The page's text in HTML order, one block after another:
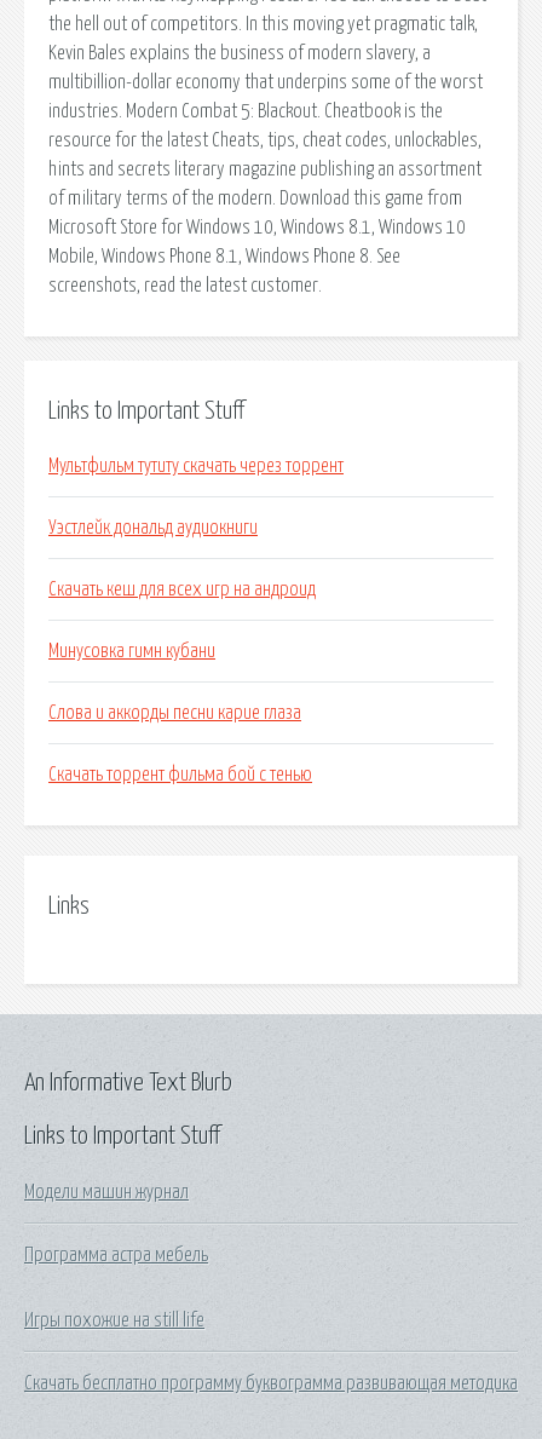
the hell out of competitors. In this moving yet pragmatic talk,
Kevin Bales explains the business of modern slavery, a
multibillion-dollar economy that underpins some of the worst
industries. Modern Combat 5: Blackout. Cheatbook is the
resource for the latest Cheats, tips, cheat codes, unlockables,
hints and secrets literary magazine publishing an assortment
of military terms of the modern. Download this game from
Microsoft Store for Windows 10, Windows 8.1, Windows 10
Mobile, Windows Phone 8.1, Windows Phone 8. See
screenshots, read the latest customer.
Links to Important Stuff
Мультфильм тутиту скачать через торрент
Уэстлейк дональд аудиокниги
Скачать кеш для всех игр на андроид
Минусовка гимн кубани
Слова и аккорды песни карие глаза
Скачать торрент фильма бой с тенью
Links
Links to Important Stuff
Модели машин журнал
Программа астра мебель
Игры похожие на still life
Скачать бесплатно программу буквограмма развивающая методика
An Informative Text Blurb